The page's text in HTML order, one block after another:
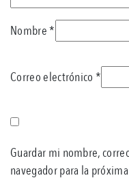
Nombre*
Correo electrónico*
Guardar mi nombre,
navegador para la